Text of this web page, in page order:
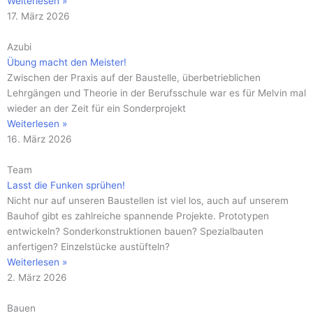
17. März 2026
Azubi
Übung macht den Meister!
Zwischen der Praxis auf der Baustelle, überbetrieblichen
Lehrgängen und Theorie in der Berufsschule war es für Melvin mal
wieder an der Zeit für ein Sonderprojekt
Weiterlesen »
16. März 2026
Team
Lasst die Funken sprühen!
Nicht nur auf unseren Baustellen ist viel los, auch auf unserem
Bauhof gibt es zahlreiche spannende Projekte. Prototypen
entwickeln? Sonderkonstruktionen bauen? Spezialbauten
anfertigen? Einzelstücke austüfteln?
Weiterlesen »
2. März 2026
Bauen